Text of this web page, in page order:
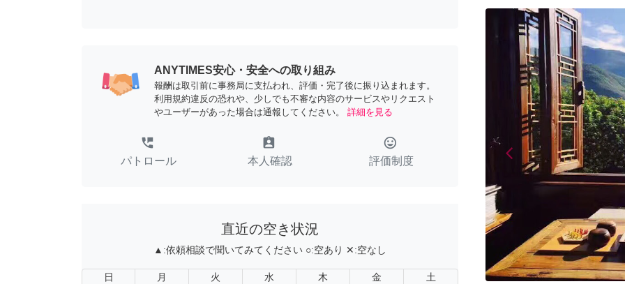
ANYTIMES安心・安全への取り組み
報酬は取引前に事務局に支払われ、評価・完了後に振り込まれます。
利用規約違反の恐れや、少しでも不審な内容のサービスやリクエスト
やユーザーがあった場合は通報してください。
詳細を見る
perm_phone_msg
パトロール
assignment_ind
本人確認
tag_faces
評価制度
直近の空き状況
▲:依頼相談で聞いてみてください ○:空あり ✕:空なし
日 月 火 水 木 金 土
arrow_back_iosPrevious